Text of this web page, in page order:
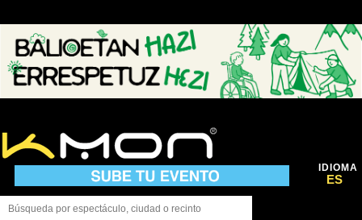
IDIOMA
ES